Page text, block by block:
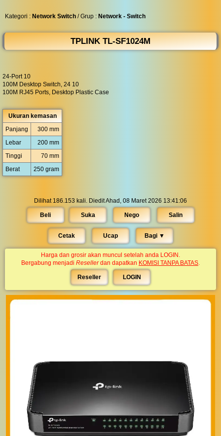
Kategori : Network Switch / Grup : Network - Switch
TPLINK TL-SF1024M
24-Port 10
100M Desktop Switch, 24 10
100M RJ45 Ports, Desktop Plastic Case
Ukuran kemasan
Panjang
300 mm
Lebar
200 mm
Tinggi
70 mm
Berat
250 gram
Dilihat 186.153 kali. Diedit Ahad, 08 Maret 2026 13:41:06
Beli Suka Nego Salin
Cetak Ucap Bagi ▼︎
Harga dan grosir akan muncul setelah anda LOGIN.
Bergabung menjadi Resellerdan dapatkan KOMISI TANPA BATAS.
Reseller LOGIN